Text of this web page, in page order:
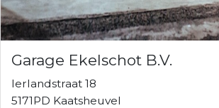
Garage Ekelschot B.V.
Ierlandstraat 18
5171PD Kaatsheuvel